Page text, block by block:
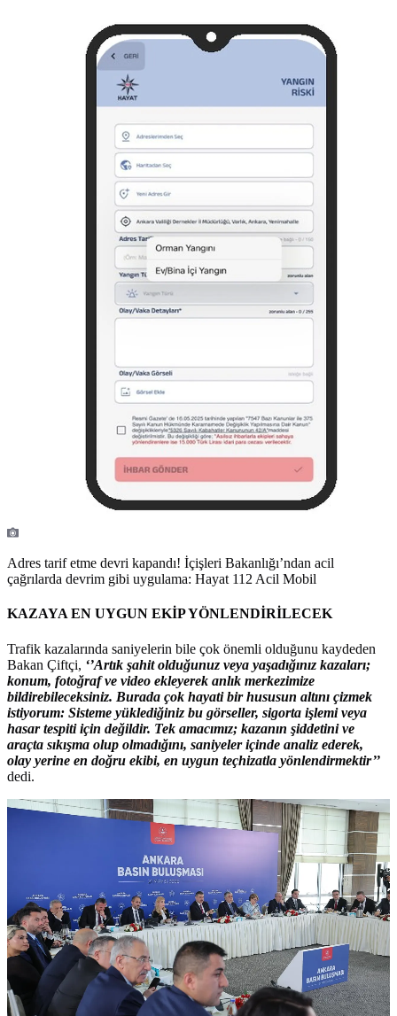
Adres tarif etme devri kapandı! İçişleri Bakanlığı’ndan acil
çağrılarda devrim gibi uygulama: Hayat 112 Acil Mobil
KAZAYA EN UYGUN EKİP YÖNLENDİRİLECEK
Trafik kazalarında saniyelerin bile çok önemli olduğunu kaydeden
Bakan Çiftçi, ‘’Artık şahit olduğunuz veya yaşadığınız kazaları;
konum, fotoğraf ve video ekleyerek anlık merkezimize
bildirebileceksiniz. Burada çok hayati bir hususun altını çizmek
istiyorum: Sisteme yüklediğiniz bu görseller, sigorta işlemi veya
hasar tespiti için değildir. Tek amacımız; kazanın şiddetini ve
araçta sıkışma olup olmadığını, saniyeler içinde analiz ederek,
olay yerine en doğru ekibi, en uygun teçhizatla yönlendirmektir’’
dedi.